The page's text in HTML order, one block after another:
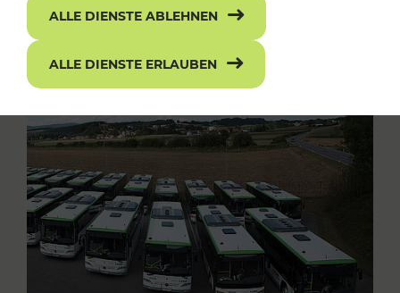
ALLE DIENSTE ABLEHNEN
ALLE DIENSTE ERLAUBEN